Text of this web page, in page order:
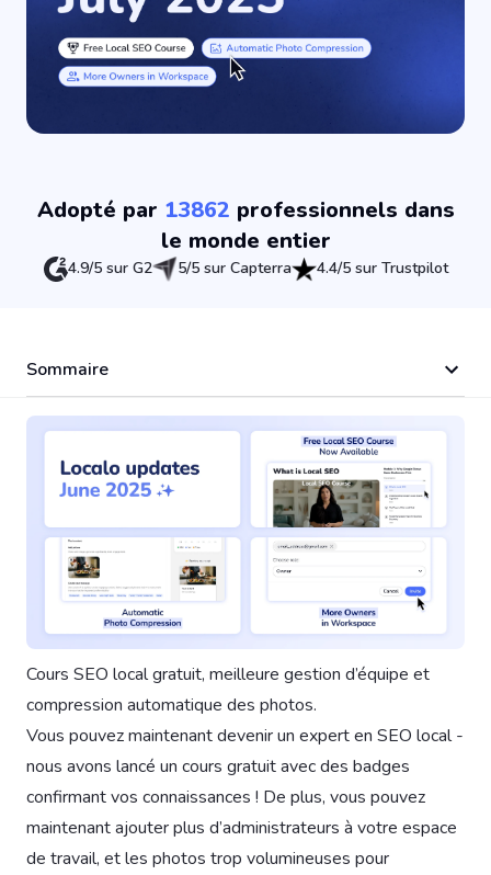
Adopté par 13862 professionnels dans
le monde entier
4.9/5 sur G2 5/5 sur Capterra 4.4/5 sur Trustpilot
Sommaire
Cours SEO local gratuit, meilleure gestion d’équipe et
compression automatique des photos.
Vous pouvez maintenant devenir un expert en SEO local -
nous avons lancé un cours gratuit avec des badges
confirmant vos connaissances ! De plus, vous pouvez
maintenant ajouter plus d’administrateurs à votre espace
de travail, et les photos trop volumineuses pour